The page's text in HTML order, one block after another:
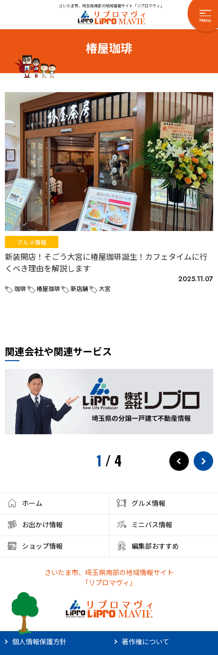
さいたま市、埼玉県南部の地域情報サイト「リプロマヴィ」
椿屋珈琲
グルメ情報
新装開店！そごう大宮に椿屋珈琲誕生！カフェタイムに行
くべき理由を解説します
2025.11.07
珈琲 椿屋珈琲 新店舗 大宮
関連会社や関連サービス
1 / 4
ホーム グルメ情報
お出かけ情報 ミニバス情報
ショップ情報 編集部おすすめ
さいたま市、埼玉県南部の地域情報サイト
「リプロマヴィ」
個人情報保護方針 著作権について